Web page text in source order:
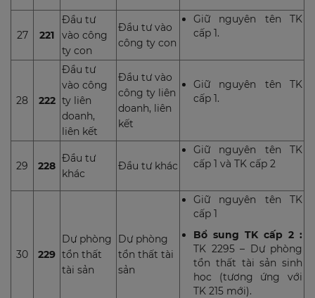
27 221
Đầu tư
vào công
ty con
Đầu tư vào
công ty con
Giữ nguyên tên TK
cấp 1.
28 222
Đầu tư
vào công
ty liên
doanh,
liên kết
Đầu tư vào
công ty liên
doanh, liên
kết
Giữ nguyên tên TK
cấp 1.
29 228
Đầu tư
khác
Đầu tư khác
Giữ nguyên tên TK
cấp 1 và TK cấp 2
30 229
Dự phòng
tổn thất
tài sản
Dự phòng
tổn thất tài
sản
Giữ nguyên tên TK
cấp 1
Bổ sung TK cấp 2 :
TK 2295 – Dự phòng
tổn thất tài sản sinh
học (tương ứng với
TK 215 mới).